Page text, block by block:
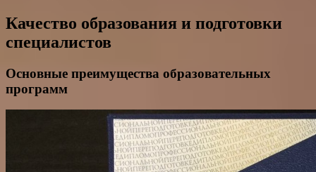
Качество образования и подготовки
специалистов
Основные преимущества образовательных
программ